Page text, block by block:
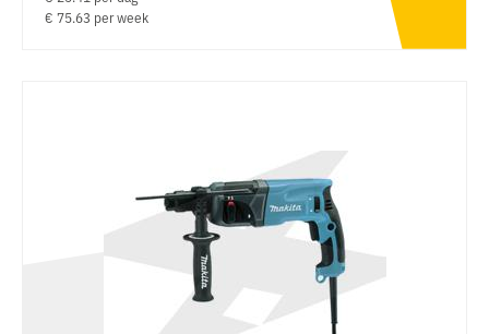
€ 75.63 per week